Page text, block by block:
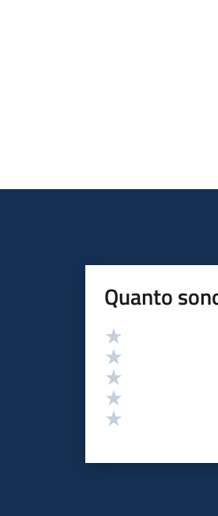
Quanto
Valutazione